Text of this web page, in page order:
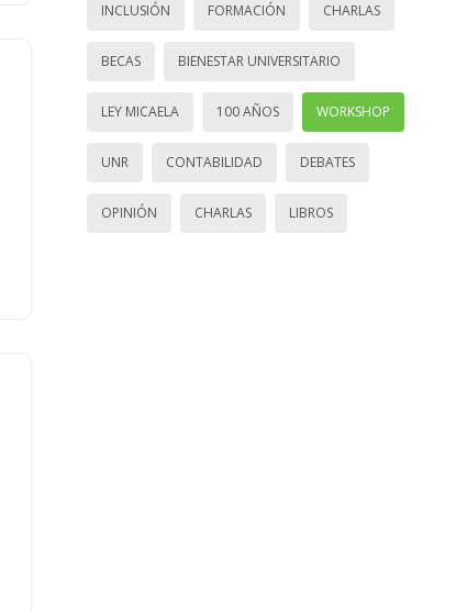
INCLUSIÓN FORMACIÓN CHARLAS
BECAS BIENESTAR UNIVERSITARIO
LEY MICAELA 100 AÑOS WORKSHOP
UNR CONTABILIDAD DEBATES
OPINIÓN CHARLAS LIBROS